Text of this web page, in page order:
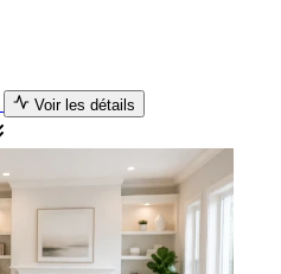
Voir les détails